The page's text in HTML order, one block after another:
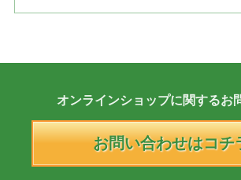
オンラインショップに関するお
お問い合わせはコチ